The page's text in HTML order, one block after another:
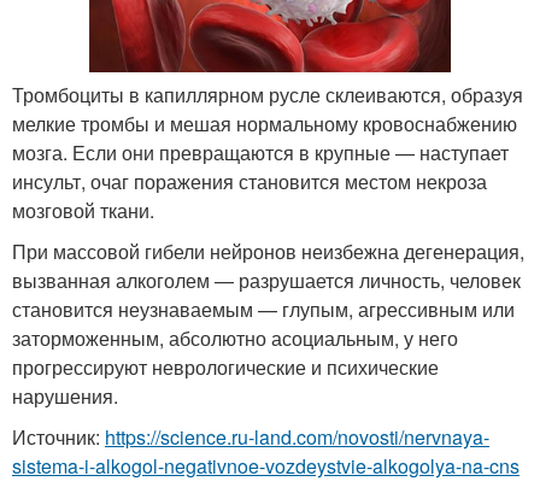
Тромбоциты в капиллярном русле склеиваются, образуя
мелкие тромбы и мешая нормальному кровоснабжению
мозга. Если они превращаются в крупные — наступает
инсульт, очаг поражения становится местом некроза
мозговой ткани.
При массовой гибели нейронов неизбежна дегенерация,
вызванная алкоголем — разрушается личность, человек
становится неузнаваемым — глупым, агрессивным или
заторможенным, абсолютно асоциальным, у него
прогрессируют неврологические и психические
нарушения.
Источник: https://science.ru-land.com/novosti/nervnaya-
sistema-i-alkogol-negativnoe-vozdeystvie-alkogolya-na-cns